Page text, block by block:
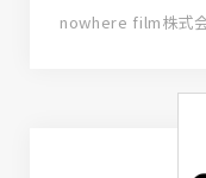
nowhere film株式